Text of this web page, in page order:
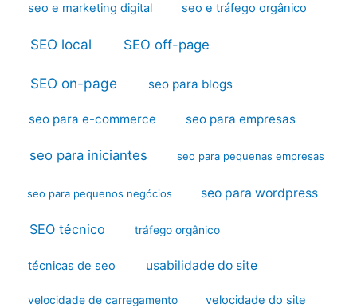
seo e marketing digital seo e tráfego orgânico
SEO local SEO off-page
SEO on-page seo para blogs
seo para e-commerce seo para empresas
seo para iniciantes seo para pequenas empresas
seo para pequenos negócios seo para wordpress
SEO técnico tráfego orgânico
técnicas de seo usabilidade do site
velocidade de carregamento velocidade do site